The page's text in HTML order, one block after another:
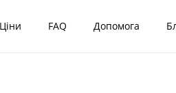
Ціни FAQ Допомога